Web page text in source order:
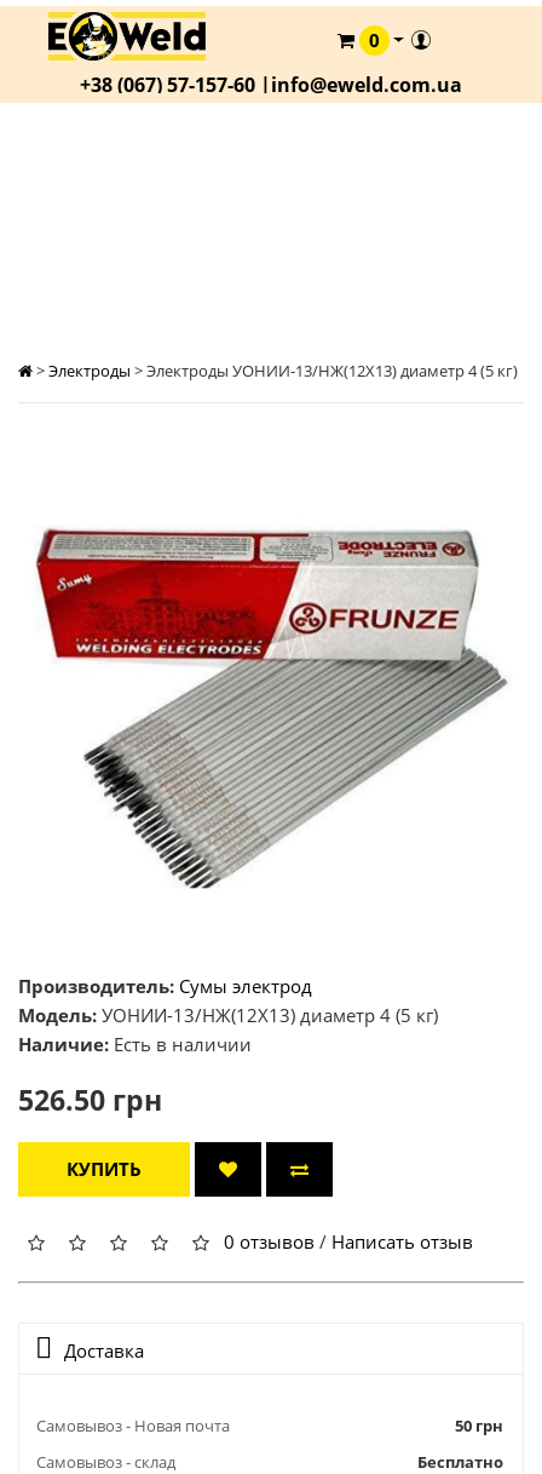
КАТАЛОГ
О
0
+38 (067) 57-157-60 |info@eweld.com.ua
>Электроды >Электроды УОНИИ-13/НЖ(12Х13) диаметр 4 (5 кг)
Производитель: Сумы электрод
Модель: УОНИИ-13/НЖ(12Х13) диаметр 4 (5 кг)
Наличие: Есть в наличии
526.50 грн
КУПИТЬ
0 отзывов / Написать отзыв
Доставка
Самовывоз - Новая почта
50 грн
Самовывоз - склад
Бесплатно